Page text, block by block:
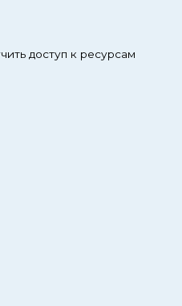
доступ к ресурсам